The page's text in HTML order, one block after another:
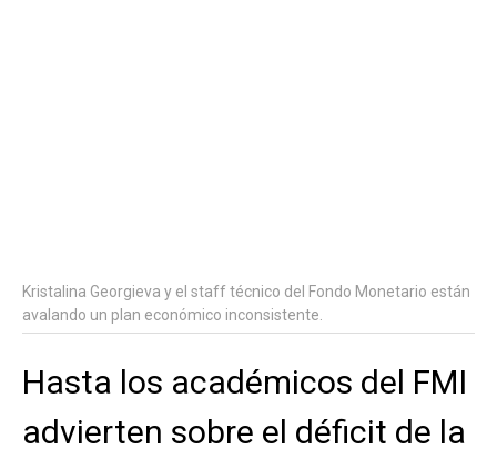
Kristalina Georgieva y el staff técnico del Fondo Monetario están
avalando un plan económico inconsistente.
Hasta los académicos del FMI
advierten sobre el déficit de la